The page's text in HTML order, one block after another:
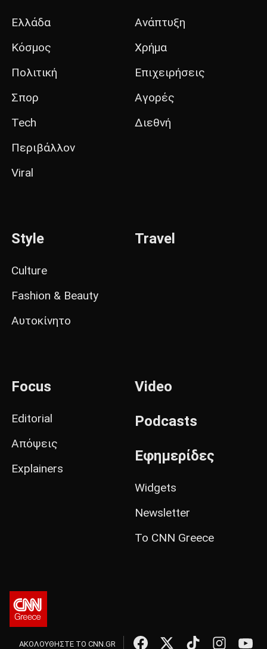
Ελλάδα
Κόσμος
Πολιτική
Σπορ
Tech
Περιβάλλον
Viral
Ανάπτυξη
Χρήμα
Επιχειρήσεις
Αγορές
Διεθνή
Style
Culture
Fashion & Beauty
Αυτοκίνητο
Travel
Focus
Editorial
Απόψεις
Explainers
Video
Podcasts
Εφημερίδες
Widgets
Newsletter
Το CNN Greece
ΑΚΟΛΟΥΘΗΣΤΕ ΤΟ CNN.GR